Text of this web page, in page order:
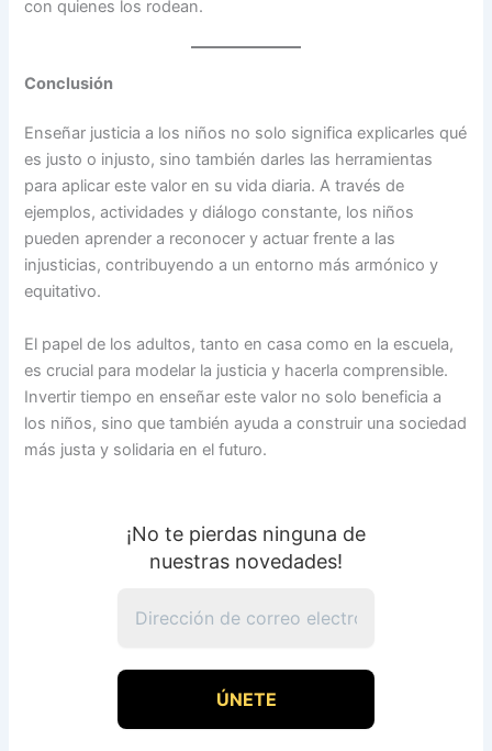
con quienes los rodean.
Conclusión
Enseñar justicia a los niños no solo significa explicarles qué
es justo o injusto, sino también darles las herramientas
para aplicar este valor en su vida diaria. A través de
ejemplos, actividades y diálogo constante, los niños
pueden aprender a reconocer y actuar frente a las
injusticias, contribuyendo a un entorno más armónico y
equitativo.
El papel de los adultos, tanto en casa como en la escuela,
es crucial para modelar la justicia y hacerla comprensible.
Invertir tiempo en enseñar este valor no solo beneficia a
los niños, sino que también ayuda a construir una sociedad
más justa y solidaria en el futuro.
¡No te pierdas ninguna de
nuestras novedades!